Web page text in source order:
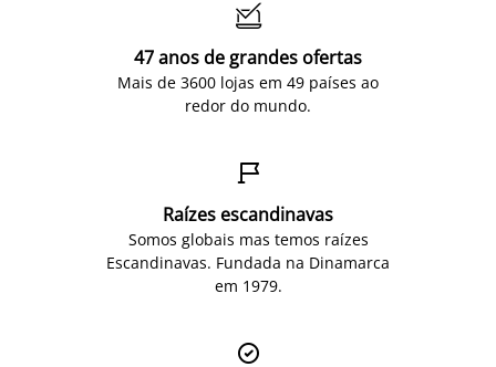

47 anos de grandes ofertas
Mais de 3600 lojas em 49 países ao
redor do mundo.

Raízes escandinavas
Somos globais mas temos raízes
Escandinavas. Fundada na Dinamarca
em 1979.
